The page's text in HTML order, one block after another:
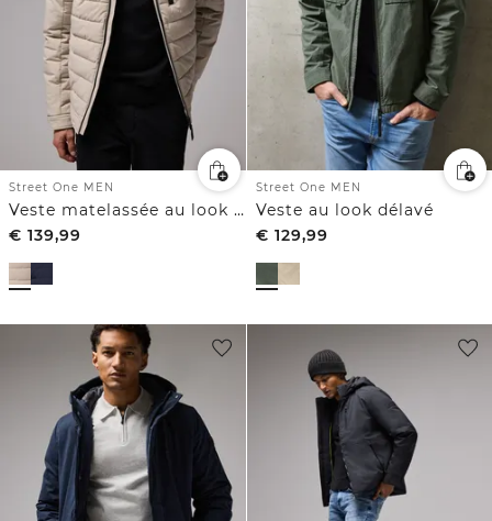
Street One MEN
Veste matelassée au look biker
€ 139,99
Street One MEN
Veste au look délavé
€ 129,99